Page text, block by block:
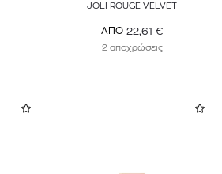
JOLI ROUGE VELVET
ΑΠΟ 22,61 €
2 αποχρώσεις